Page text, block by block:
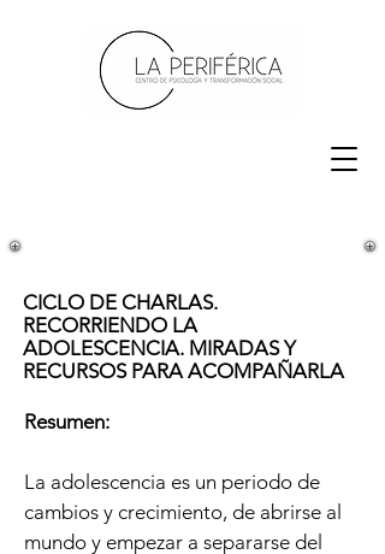
CICLO DE CHARLAS.
RECORRIENDO LA
ADOLESCENCIA. MIRADAS Y
RECURSOS PARA ACOMPAÑARLA
Resumen:
La adolescencia es un periodo de
cambios y crecimiento, de abrirse al
mundo y empezar a separarse del